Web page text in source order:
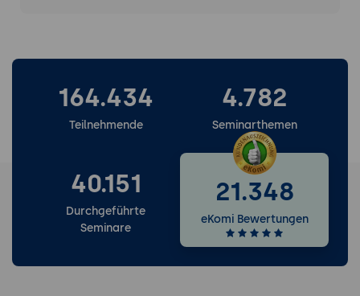
164.434
Teilnehmende
4.782
Seminarthemen
40.151
Durchgeführte
Seminare
21.348
eKomi Bewertungen